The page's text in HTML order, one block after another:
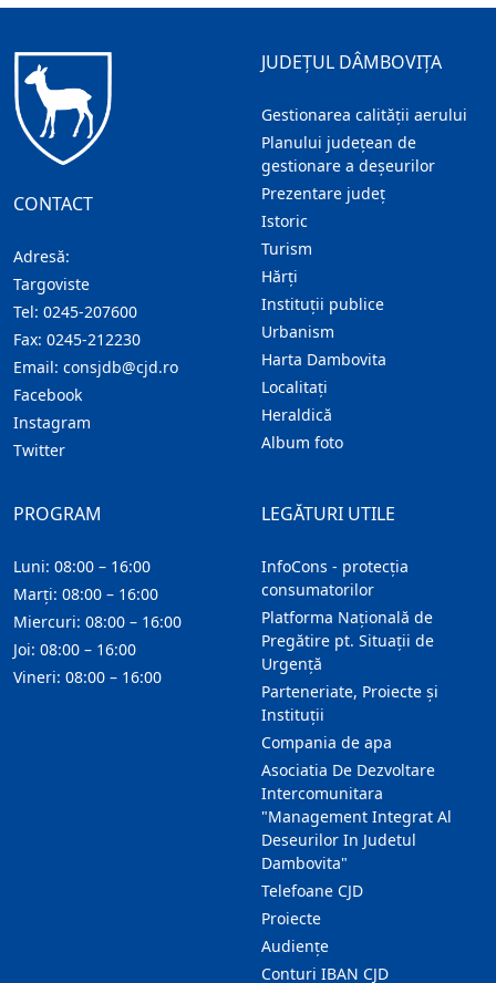
CONTACT
Adresă:
Targoviste
Tel: 0245-207600
Fax: 0245-212230
Email: consjdb@cjd.ro
Facebook
Instagram
Twitter
JUDEȚUL DÂMBOVIȚA
Gestionarea calității aerului
Planului județean de
gestionare a deșeurilor
Prezentare judeţ
Istoric
Turism
Hărţi
Instituţii publice
Urbanism
Harta Dambovita
Localitaţi
Heraldică
Album foto
LEGĂTURI UTILE
InfoCons - protecția
consumatorilor
Platforma Națională de
Pregătire pt. Situații de
Urgență
Parteneriate, Proiecte și
Instituții
Compania de apa
Asociatia De Dezvoltare
Intercomunitara
"Management Integrat Al
Deseurilor In Judetul
Dambovita"
Telefoane CJD
Proiecte
Audienţe
Conturi IBAN CJD
PROGRAM
Luni: 08:00 – 16:00
Marți: 08:00 – 16:00
Miercuri: 08:00 – 16:00
Joi: 08:00 – 16:00
Vineri: 08:00 – 16:00